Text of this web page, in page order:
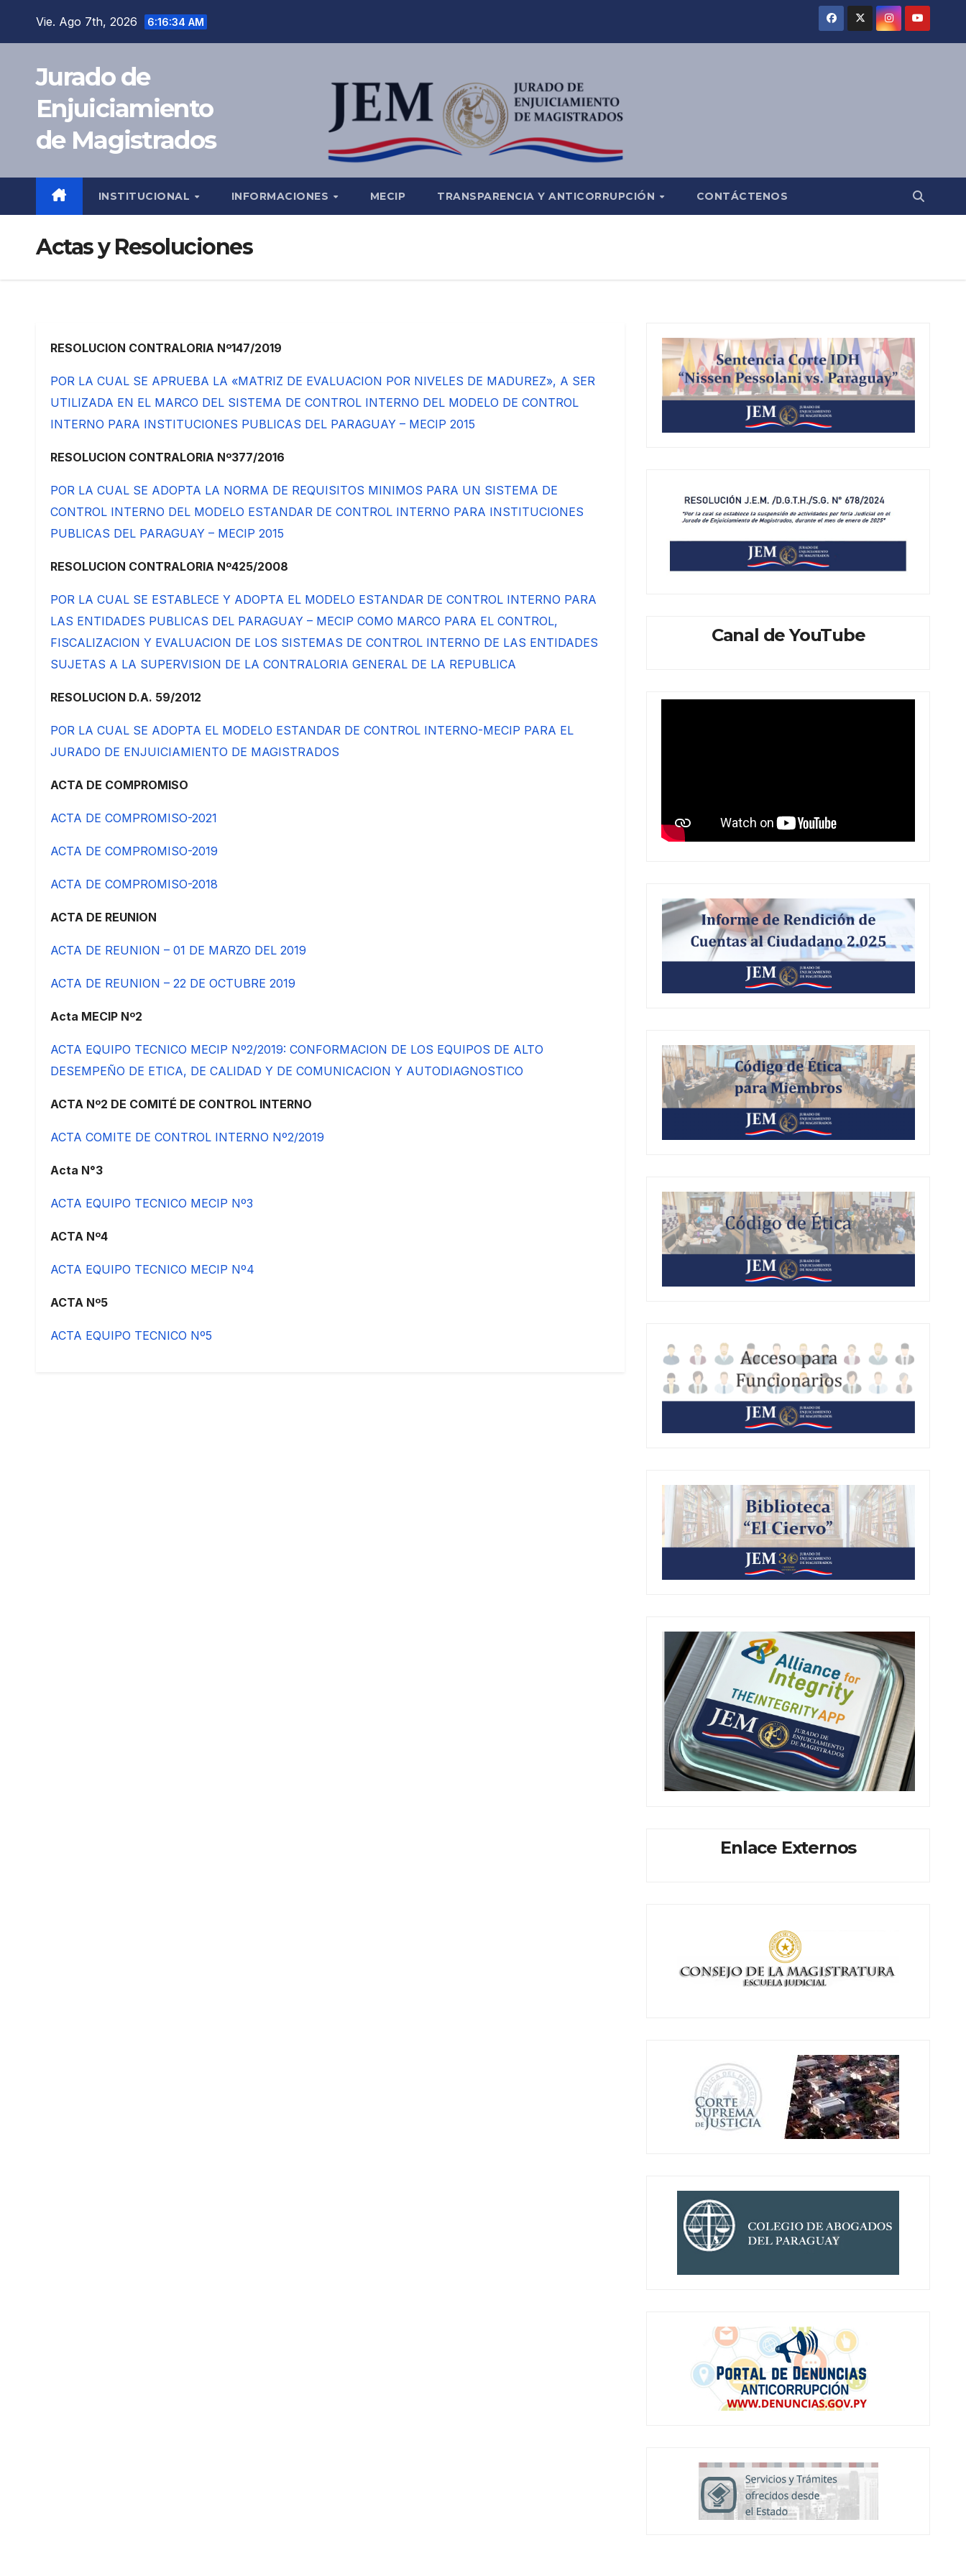
Vie. Ago 7th, 2026 6:16:35 AM
Jurado de
Enjuiciamiento
de Magistrados
INSTITUCIONAL INFORMACIONES MECIP TRANSPARENCIA Y ANTICORRUPCIÓN CONTÁCTENOS
Actas y Resoluciones
RESOLUCION CONTRALORIA Nº147/2019
POR LA CUAL SE APRUEBA LA «MATRIZ DE EVALUACION POR NIVELES DE MADUREZ», A SER
UTILIZADA EN EL MARCO DEL SISTEMA DE CONTROL INTERNO DEL MODELO DE CONTROL
INTERNO PARA INSTITUCIONES PUBLICAS DEL PARAGUAY – MECIP 2015
RESOLUCION CONTRALORIA Nº377/2016
POR LA CUAL SE ADOPTA LA NORMA DE REQUISITOS MINIMOS PARA UN SISTEMA DE
CONTROL INTERNO DEL MODELO ESTANDAR DE CONTROL INTERNO PARA INSTITUCIONES
PUBLICAS DEL PARAGUAY – MECIP 2015
RESOLUCION CONTRALORIA Nº425/2008
POR LA CUAL SE ESTABLECE Y ADOPTA EL MODELO ESTANDAR DE CONTROL INTERNO PARA
LAS ENTIDADES PUBLICAS DEL PARAGUAY – MECIP COMO MARCO PARA EL CONTROL,
FISCALIZACION Y EVALUACION DE LOS SISTEMAS DE CONTROL INTERNO DE LAS ENTIDADES
SUJETAS A LA SUPERVISION DE LA CONTRALORIA GENERAL DE LA REPUBLICA
RESOLUCION D.A. 59/2012
POR LA CUAL SE ADOPTA EL MODELO ESTANDAR DE CONTROL INTERNO-MECIP PARA EL
JURADO DE ENJUICIAMIENTO DE MAGISTRADOS
ACTA DE COMPROMISO
ACTA DE COMPROMISO-2021
ACTA DE COMPROMISO-2019
ACTA DE COMPROMISO-2018
ACTA DE REUNION
ACTA DE REUNION – 01 DE MARZO DEL 2019
ACTA DE REUNION – 22 DE OCTUBRE 2019
Acta MECIP Nº2
ACTA EQUIPO TECNICO MECIP Nº2/2019: CONFORMACION DE LOS EQUIPOS DE ALTO
DESEMPEÑO DE ETICA, DE CALIDAD Y DE COMUNICACION Y AUTODIAGNOSTICO
ACTA Nº2 DE COMITÉ DE CONTROL INTERNO
ACTA COMITE DE CONTROL INTERNO Nº2/2019
Acta N°3
ACTA EQUIPO TECNICO MECIP Nº3
ACTA Nº4
ACTA EQUIPO TECNICO MECIP Nº4
ACTA Nº5
ACTA EQUIPO TECNICO Nº5
Canal de YouTube
Enlace Externos